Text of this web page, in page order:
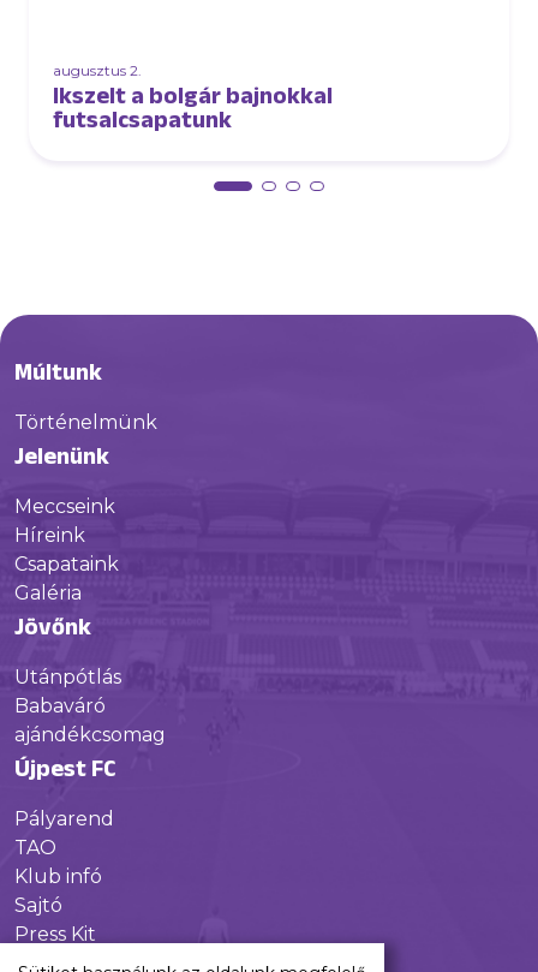
augusztus 2.
Ikszelt a bolgár bajnokkal
futsalcsapatunk
Múltunk
Történelmünk
Jelenünk
Meccseink
Híreink
Csapataink
Galéria
Jövőnk
Utánpótlás
Babaváró
ajándékcsomag
Újpest FC
Pályarend
TAO
Klub infó
Sajtó
Press Kit
Újpest FC Shop